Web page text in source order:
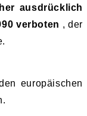
ausdrücklich
verboten , der
europäischen